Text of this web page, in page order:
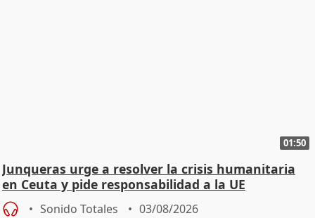
01:50
Junqueras urge a resolver la crisis humanitaria
en Ceuta y pide responsabilidad a la UE
Sonido Totales 03/08/2026